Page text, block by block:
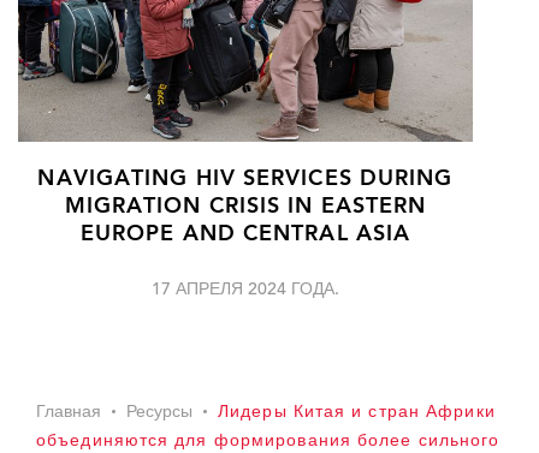
NAVIGATING HIV SERVICES DURING
MIGRATION CRISIS IN EASTERN
EUROPE AND CENTRAL ASIA
17 АПРЕЛЯ 2024 ГОДА.
Главная Ресурсы
Лидеры Китая и стран Африки
объединяются для формирования более сильного